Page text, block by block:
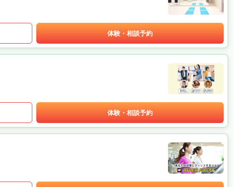
体験・相談予約
体験・相談予約